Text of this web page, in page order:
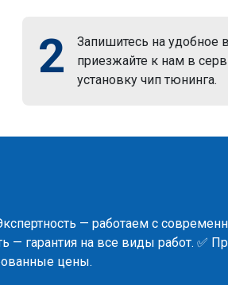
2
Запишитесь на удобное
приезжайте к нам в
установку чип тюнинга.
— работаем с
— гарантия на все виды работ. ✅
цены.